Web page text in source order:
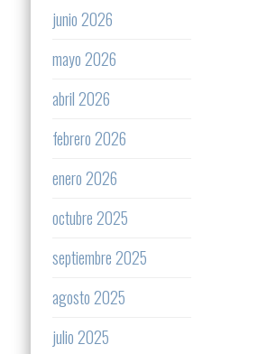
junio 2026
mayo 2026
abril 2026
febrero 2026
enero 2026
octubre 2025
septiembre 2025
agosto 2025
julio 2025